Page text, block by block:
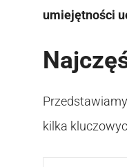
umiejętności
kilka